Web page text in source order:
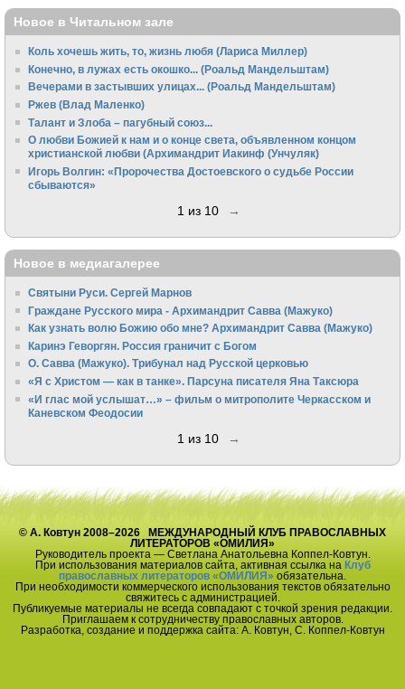
Новое в Читальном зале
Коль хочешь жить, то, жизнь любя (Лариса Миллер)
Конечно, в лужах есть окошко... (Роальд Мандельштам)
Вечерами в застывших улицах... (Роальд Мандельштам)
Ржев (Влад Маленко)
Талант и Злоба – пагубный союз...
О любви Божией к нам и о конце света, объявленном концом
христианской любви (Архимандрит Иакинф (Унчуляк)
Игорь Волгин: «Пророчества Достоевского о судьбе России
сбываются»
1 из 10 →
Новое в медиагалерее
Святыни Руси. Сергей Марнов
Граждане Русского мира - Архимандрит Савва (Мажуко)
Как узнать волю Божию обо мне? Архимандрит Савва (Мажуко)
Каринэ Геворгян. Россия граничит с Богом
О. Савва (Мажуко). Трибунал над Русской церковью
«Я с Христом — как в танке». Парсуна писателя Яна Таксюра
«И глас мой услышат…» – фильм о митрополите Черкасском и
Каневском Феодосии
1 из 10 →
© А. Ковтун 2008–2026 МЕЖДУНАРОДНЫЙ КЛУБ ПРАВОСЛАВНЫХ
ЛИТЕРАТОРОВ «ОМИЛИЯ»
Руководитель проекта — Светлана Анатольевна Коппел-Ковтун.
При использования материалов сайта, активная ссылка на Клуб
православных литераторов «ОМИЛИЯ» обязательна.
При необходимости коммерческого использования текстов обязательно
свяжитесь с администрацией.
Публикуемые материалы не всегда совпадают с точкой зрения редакции.
Приглашаем к сотрудничеству православных авторов.
Разработка, создание и поддержка сайта: А. Ковтун, С. Коппел-Ковтун